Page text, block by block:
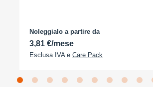
Noleggialo a partire da
3,81 €/mese
Esclusa IVA e Care Pack